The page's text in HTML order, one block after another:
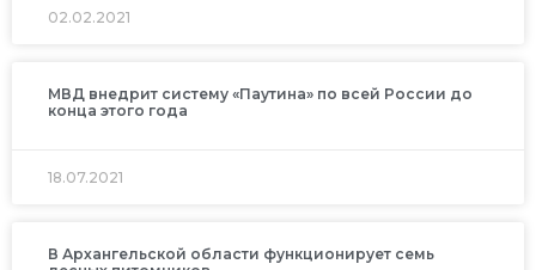
02.02.2021
МВД внедрит систему «Паутина» по всей России до
конца этого года
18.07.2021
В Архангельской области функционирует семь